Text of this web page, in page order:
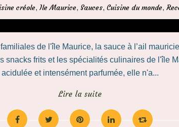
créole, Ile Maurice, Sauces, Cuisine du monde,
de l'île Maurice, la sauce à l’ail
snacks frits et les spécialités culinaires de l'île
acidulée et intensément parfumée, elle n'a...
Lire la suite